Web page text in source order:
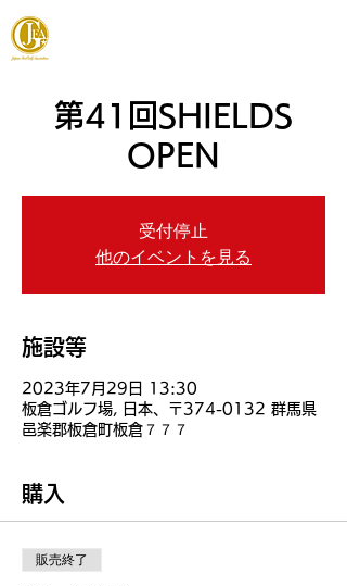
第41回SHIELDS
OPEN
受付停止
他のイベントを見る
施設等
2023年7月29日 13:30
板倉ゴルフ場, 日本、〒374-0132 群馬県
邑楽郡板倉町板倉７７７
購入
販売終了